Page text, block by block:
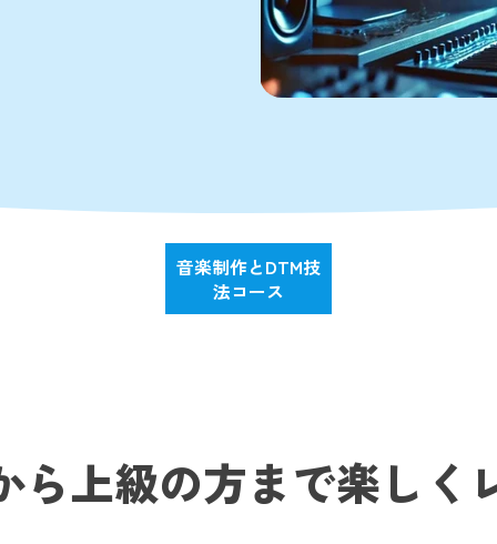
音楽制作とDTM技
法コース
ら上級の方まで楽しく